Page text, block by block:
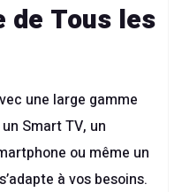
de Tous les
une large gamme
Smart TV, un
ou même un
à vos besoins.